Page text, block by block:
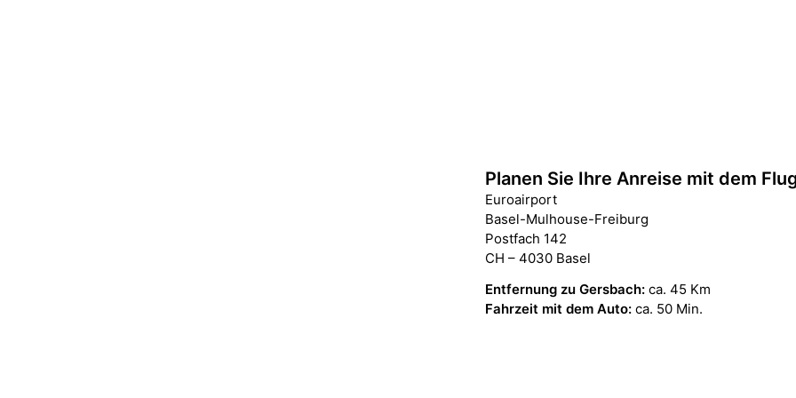
Planen Sie Ihre Anreise mit dem
Euroairport
Basel-Mulhouse-Freiburg
Postfach 142
CH – 4030 Basel
Entfernung zu Gersbach: ca. 45 Km
Fahrzeit mit dem Auto: ca. 50 Min.